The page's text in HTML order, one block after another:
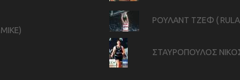
ΡΟΥΛΑΝΤ ΤΖΕΦ (
ΣΤΑΥΡΟΠΟΥΛΟΣ